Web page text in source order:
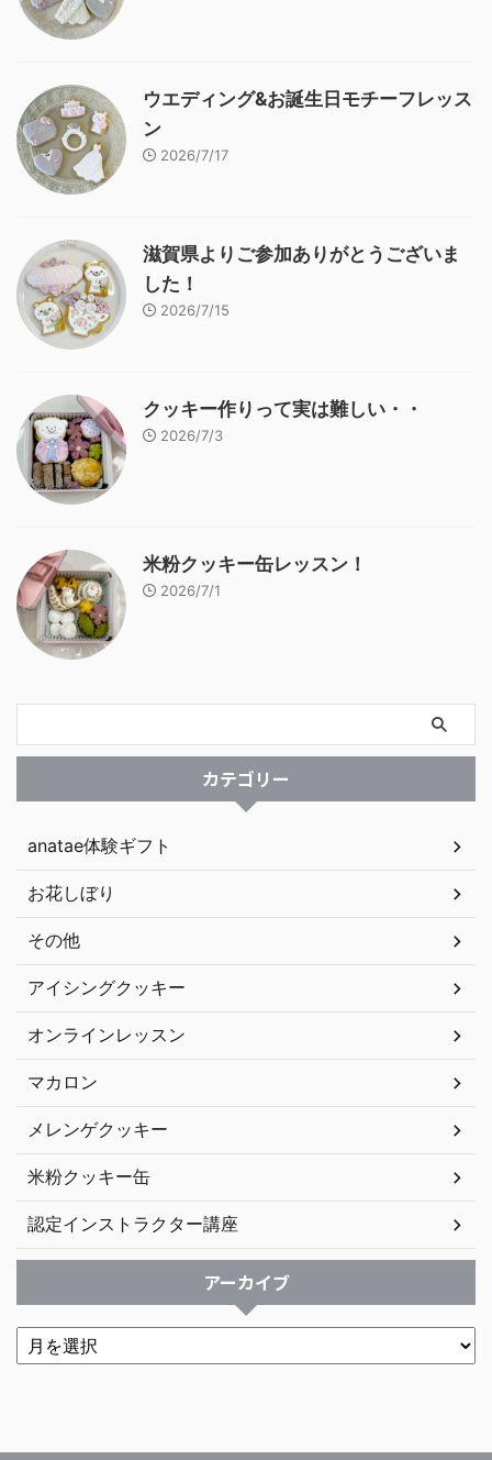
ウエディング&お誕生日モチーフレッス
ン
2026/7/17
滋賀県よりご参加ありがとうございま
した！
2026/7/15
クッキー作りって実は難しい・・
2026/7/3
米粉クッキー缶レッスン！
2026/7/1
カテゴリー
anatae体験ギフト
お花しぼり
その他
アイシングクッキー
オンラインレッスン
マカロン
メレンゲクッキー
米粉クッキー缶
認定インストラクター講座
アーカイブ